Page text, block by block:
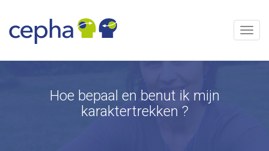
content
Menu
Hoe bepaal en benut ik mijn
karaktertrekken ?